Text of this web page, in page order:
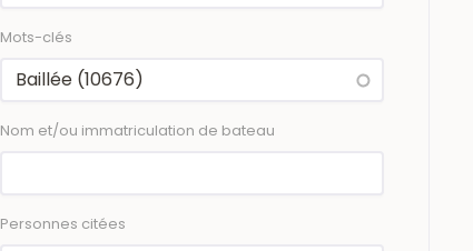
Mots-clés
Nom et/ou immatriculation de bateau
Personnes citées